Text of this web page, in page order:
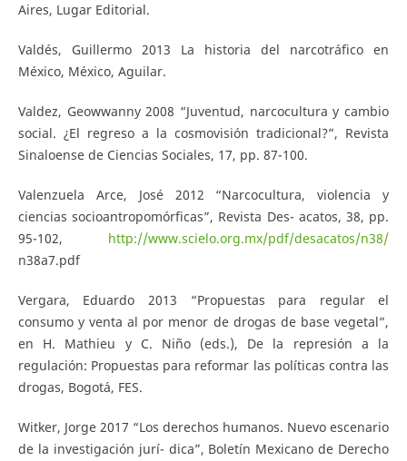
Aires, Lugar Editorial.
Valdés, Guillermo 2013 La historia del narcotráfico en
México, México, Aguilar.
Valdez, Geowwanny 2008 “Juventud, narcocultura y cambio
social. ¿El regreso a la cosmovisión tradicional?”, Revista
Sinaloense de Ciencias Sociales, 17, pp. 87-100.
Valenzuela Arce, José 2012 “Narcocultura, violencia y
ciencias socioantropomórficas”, Revista Des- acatos, 38, pp.
95-102, http://www.scielo.org.mx/pdf/desacatos/n38/
n38a7.pdf
Vergara, Eduardo 2013 “Propuestas para regular el
consumo y venta al por menor de drogas de base vegetal”,
en H. Mathieu y C. Niño (eds.), De la represión a la
regulación: Propuestas para reformar las políticas contra las
drogas, Bogotá, FES.
Witker, Jorge 2017 “Los derechos humanos. Nuevo escenario
de la investigación jurí- dica”, Boletín Mexicano de Derecho